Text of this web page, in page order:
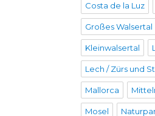
Costa de la Luz
Großes Walsertal
Kleinwalsertal
Lech / Zürs und
Mallorca
Mosel